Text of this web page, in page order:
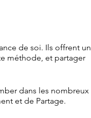
de soi. Ils offrent un
méthode, et partager
dans les nombreux
et de Partage.